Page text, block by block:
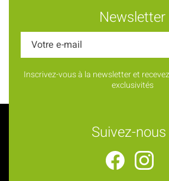
Newsletter
Inscrivez-vous à la newsletter et
exclusivités
Suivez-nous